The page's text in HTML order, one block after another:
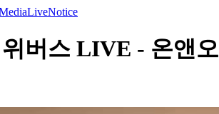
LiveNotice
버스 LIVE - 온앤